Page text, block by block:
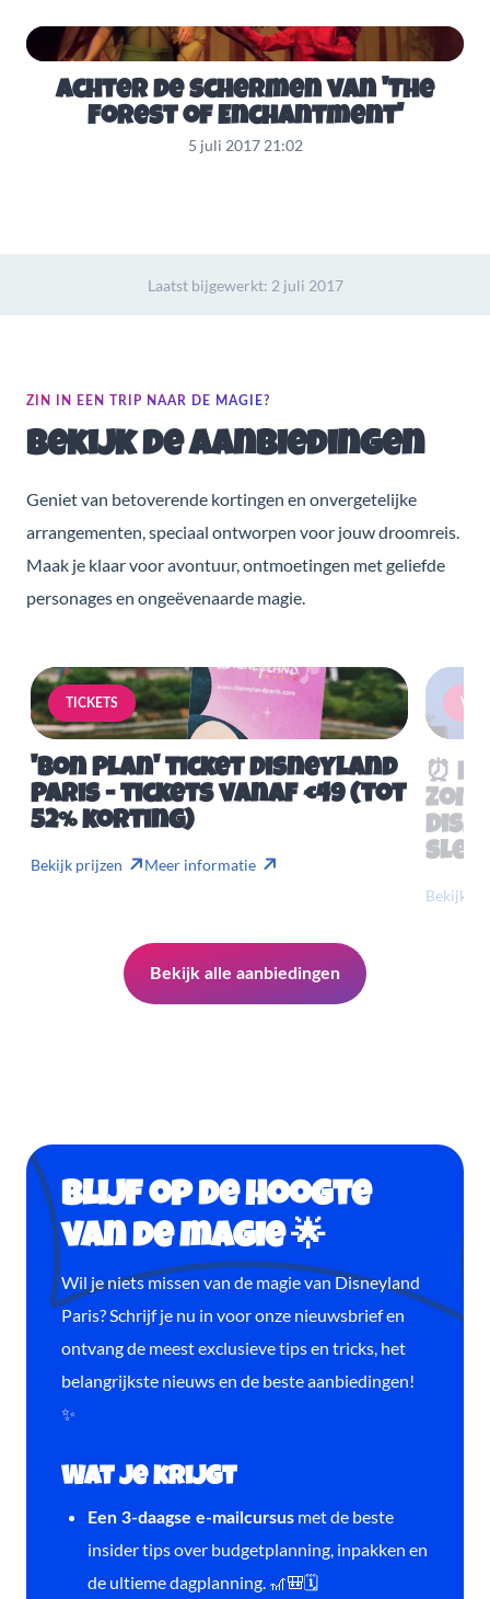
Achter de schermen van 'The
Forest of Enchantment'
5 juli 2017 21:02
Laatst bijgewerkt: 2 juli 2017
ZIN IN EEN TRIP NAAR DE MAGIE?
Bekijk de aanbiedingen
Geniet van betoverende kortingen en onvergetelijke
arrangementen, speciaal ontworpen voor jouw droomreis.
Maak je klaar voor avontuur, ontmoetingen met geliefde
personages en ongeëvenaarde magie.
TICKETS
'Bon Plan' ticket Disneyland
Paris - tickets vanaf €49 (tot
52% korting)
Bekijk prijzen Meer informatie
⏰
Bekijk
Bekijk alle aanbiedingen
Blijf op de hoogte
van de magie 🌟
Wil je niets missen van de magie van Disneyland
Paris? Schrijf je nu in voor onze nieuwsbrief en
ontvang de meest exclusieve tips en tricks, het
belangrijkste nieuws en de beste aanbiedingen!
✨
Wat je krijgt
Een 3-daagse e-mailcursus met de beste
insider tips over budgetplanning, inpakken en
de ultieme dagplanning. 🎢🎒🗓️